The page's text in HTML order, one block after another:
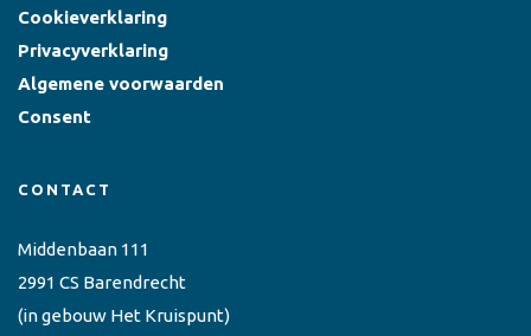
Cookieverklaring
Privacyverklaring
Algemene voorwaarden
Consent
CONTACT
Middenbaan 111
2991 CS Barendrecht
(in gebouw Het Kruispunt)